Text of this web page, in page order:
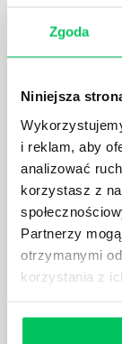
Zgoda
Niniejsza
i reklam, aby
analizować
korzystasz z
Partnerzy
otrzymanymi
korzystania z
Menedżer to
za realizację
działu.
JAKĄ
Istnieje wiele
się